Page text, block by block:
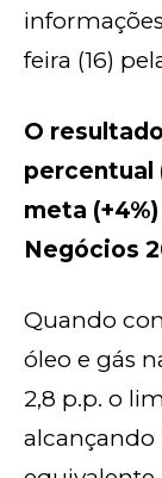
feira (16)
O
percentual
meta
Negócios
Quando
óleo e gás
2,8 p.p. o
alcançando